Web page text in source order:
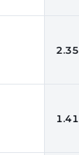
2.35
1.41